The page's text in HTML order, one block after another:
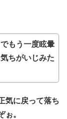
もう一度眩暈
ちがいじみた
気に戻って落ち
ぉ。